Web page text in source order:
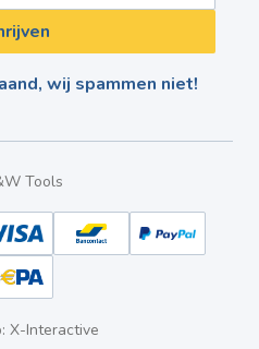
wij spammen niet!
Tools
X-Interactive